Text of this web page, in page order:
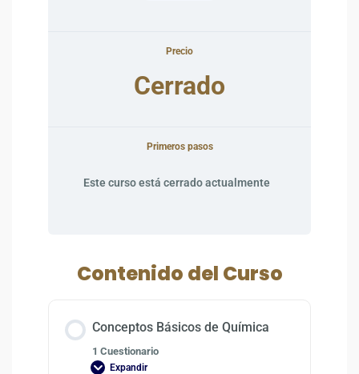
Precio
Cerrado
Primeros pasos
Este curso está cerrado actualmente
Contenido del Curso
Conceptos Básicos de Química
1 Cuestionario
Expandir